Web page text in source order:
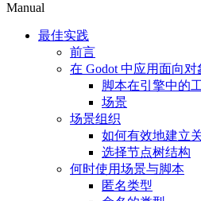
Manual
最佳实践
前言
在 Godot 中应用面向对
脚本在引擎中的
场景
场景组织
如何有效地建立
选择节点树结构
何时使用场景与脚本
匿名类型